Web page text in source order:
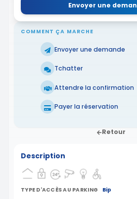
Envoyer une
COMMENT ÇA MARCHE
Envoyer une demande
Tchatter
Attendre la confirmation
Payer la réservation
Retour
Description
TYPE D'ACCÈS AU PARKING Bip